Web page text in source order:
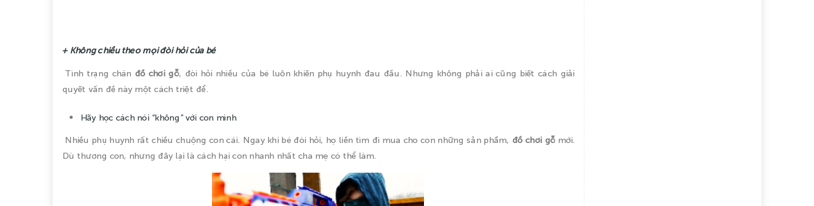
+ Không chiều theo mọi đòi hỏi của bé
Tình trạng chán đồ chơi gỗ, đòi hỏi nhiều của bé luôn khiến phụ huynh đau đầu. Nhưng không phải ai cũng biết cách giải
quyết vấn đề này một cách triệt để.
Hãy học cách nói “không” với con mình
Nhiều phụ huynh rất chiều chuộng con cái. Ngay khi bé đòi hỏi, họ liền tìm đi mua cho con những sản phẩm, đồ chơi gỗ mới.
Dù thương con, nhưng đây lại là cách hại con nhanh nhất cha mẹ có thể làm.